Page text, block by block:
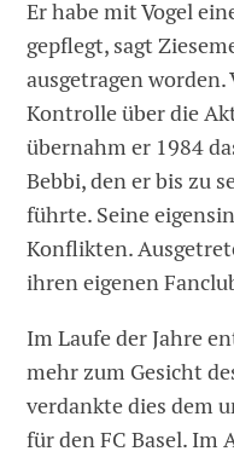
Er habe mit Vogel
gepflegt, sagt
ausgetragen worden.
Kontrolle über die
übernahm er 1984
Bebbi, den er bis zu
führte. Seine
Konflikten.
ihren eigenen
Im Laufe der Jahre
mehr zum Gesicht
verdankte dies dem
für den FC Basel. Im